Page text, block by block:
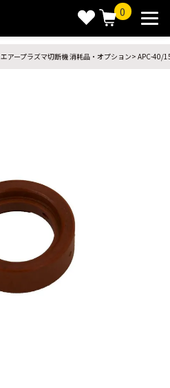
0
エアープラズマ切断機 消耗品・オプション APC-40/